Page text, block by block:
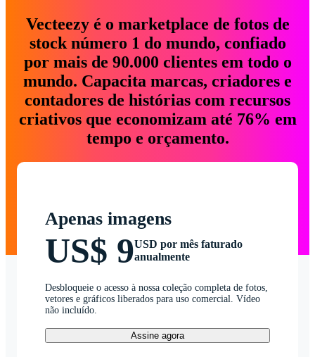
Vecteezy é o marketplace de fotos de
stock número 1 do mundo, confiado
por mais de 90.000 clientes em todo o
mundo. Capacita marcas, criadores e
contadores de histórias com recursos
criativos que economizam até 76% em
tempo e orçamento.
Apenas imagens
US$ 9USD por mês faturado
anualmente
Desbloqueie o acesso à nossa coleção completa de fotos,
vetores e gráficos liberados para uso comercial. Vídeo
não incluído.
Assine agora